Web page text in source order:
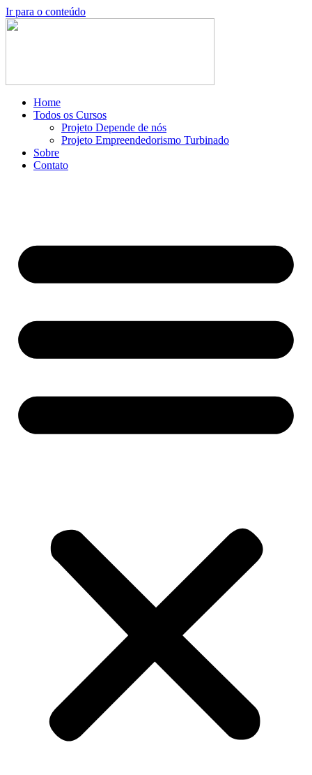
Ir para o conteúdo
Home
Todos os Cursos
Projeto Depende de nós
Projeto Empreendedorismo Turbinado
Sobre
Contato